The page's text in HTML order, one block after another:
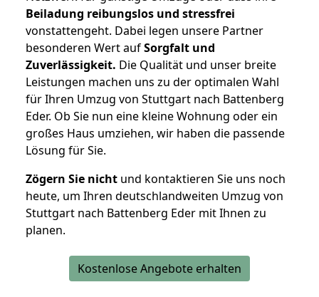
Beiladung reibungslos und stressfrei
vonstattengeht. Dabei legen unsere Partner
besonderen Wert aufSorgfalt und
Zuverlässigkeit. Die Qualität und unser breite
Leistungen machen uns zu der optimalen Wahl
für Ihren Umzug von Stuttgart nach Battenberg
Eder. Ob Sie nun eine kleine Wohnung oder ein
großes Haus umziehen, wir haben die passende
Lösung für Sie.
Zögern Sie nicht und kontaktieren Sie uns noch
heute, um Ihren deutschlandweiten Umzug von
Stuttgart nach Battenberg Eder mit Ihnen zu
planen.
Kostenlose Angebote erhalten